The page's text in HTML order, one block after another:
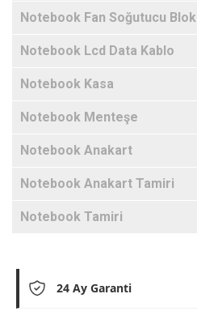
Notebook Fan Soğutucu Blok
Notebook Lcd Data Kablo
Notebook Kasa
Notebook Menteşe
Notebook Anakart
Notebook Anakart Tamiri
Notebook Tamiri
24 Ay Garanti